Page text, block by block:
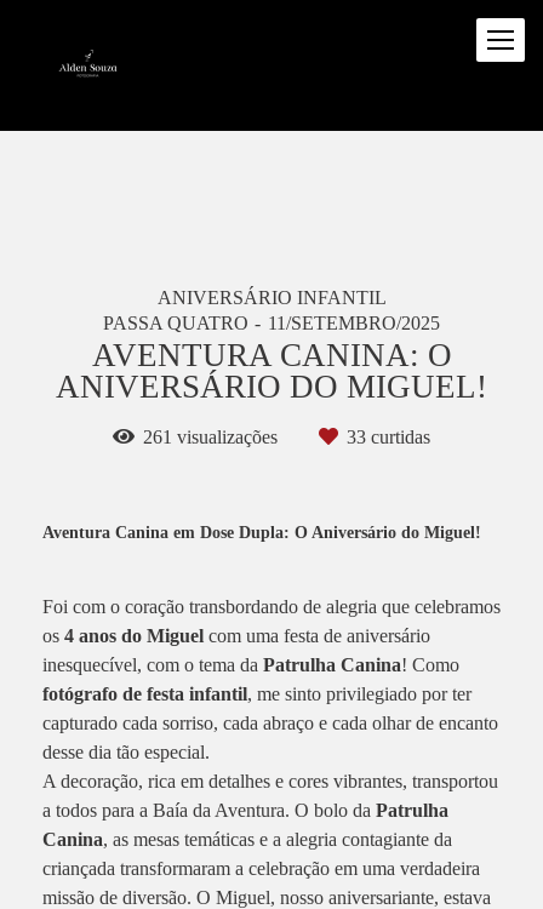
ANIVERSÁRIO INFANTIL
PASSA QUATRO
11/SETEMBRO/2025
AVENTURA CANINA: O
ANIVERSÁRIO DO MIGUEL!
261 visualizações 33 curtidas
Aventura Canina em Dose Dupla: O Aniversário do Miguel!
Foi com o coração transbordando de alegria que celebramos
os 4 anos do Miguel com uma festa de aniversário
inesquecível, com o tema da Patrulha Canina! Como
fotógrafo de festa infantil, me sinto privilegiado por ter
capturado cada sorriso, cada abraço e cada olhar de encanto
desse dia tão especial.
A decoração, rica em detalhes e cores vibrantes, transportou
a todos para a Baía da Aventura. O bolo da Patrulha
Canina, as mesas temáticas e a alegria contagiante da
criançada transformaram a celebração em uma verdadeira
missão de diversão. O Miguel, nosso aniversariante, estava